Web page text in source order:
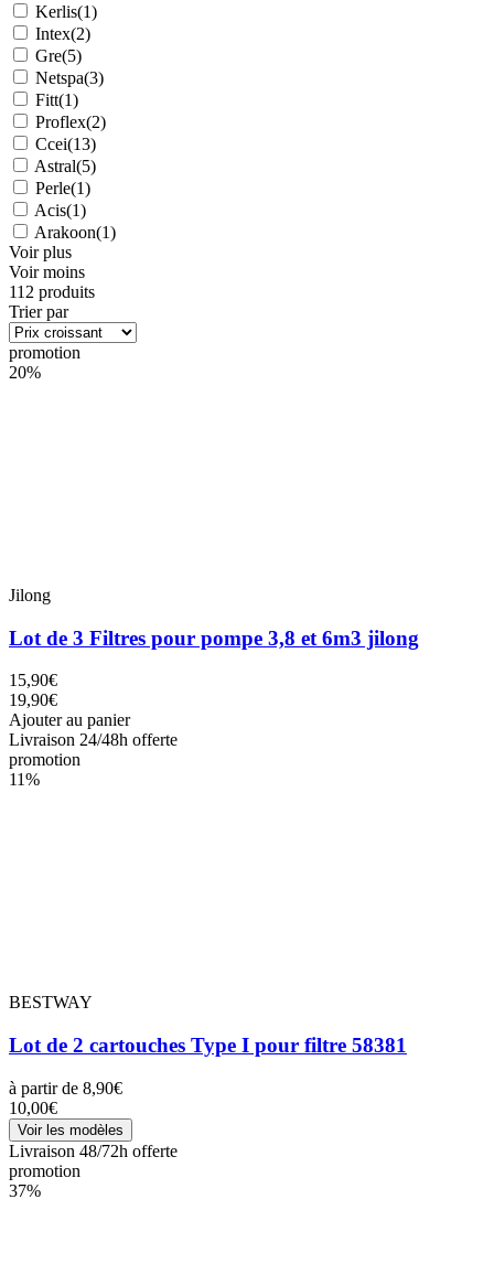
Kerlis(1)
Intex(2)
Gre(5)
Netspa(3)
Fitt(1)
Proflex(2)
Ccei(13)
Astral(5)
Perle(1)
Acis(1)
Arakoon(1)
Voir plus
Voir moins
112 produits
Trier par
promotion
20%
Jilong
Lot de 3 Filtres pour pompe 3,8 et 6m3 jilong
15,90€
19,90€
Ajouter au panier
Livraison 24/48h offerte
promotion
11%
BESTWAY
Lot de 2 cartouches Type I pour filtre 58381
à partir de 8,90€
10,00€
Voir les modèles
Livraison 48/72h offerte
promotion
37%